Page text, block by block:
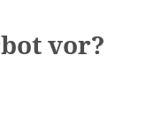
vor?